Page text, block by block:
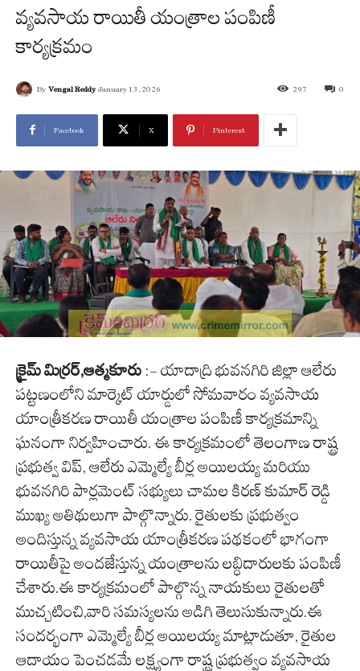
వ్యవసాయ రాయితీ యంత్రాల పంపిణీ
కార్యక్రమం
By Vengal Reddy January 13, 2026 0
297
Facebook X Pinterest
క్రైమ్ మిర్రర్,ఆత్మకూరు :- యాదాద్రి భువనగిరి జిల్లా ఆలేరు
పట్టణంలోని మార్కెట్ యార్డులో సోమవారం వ్యవసాయ
యాంత్రీకరణ రాయితీ యంత్రాల పంపిణీ కార్యక్రమాన్ని
ఘనంగా నిర్వహించారు. ఈ కార్యక్రమంలో తెలంగాణ రాష్ట్ర
ప్రభుత్వ విప్, ఆలేరు ఎమ్మెల్యే బీర్ల అయిలయ్య మరియు
భువనగిరి పార్లమెంట్ సభ్యులు చామల కిరణ్ కుమార్ రెడ్డి
ముఖ్య అతిథులుగా పాల్గొన్నారు. రైతులకు ప్రభుత్వం
అందిస్తున్న వ్యవసాయ యాంత్రీకరణ పథకంలో భాగంగా
రాయితీపై అందజేస్తున్న యంత్రాలను లబ్ధిదారులకు పంపిణీ
చేశారు.ఈ కార్యక్రమంలో పాల్గొన్న నాయకులు రైతులతో
ముచ్చటించి,వారి సమస్యలను అడిగి తెలుసుకున్నారు.ఈ
సందర్భంగా ఎమ్మెల్యే బీర్ల అయిలయ్య మాట్లాడుతూ, రైతుల
ఆదాయం పెంచడమే లక్ష్యంగా రాష్ట్ర ప్రభుత్వం వ్యవసాయ